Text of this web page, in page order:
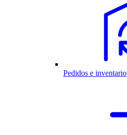
Pedidos e inventario